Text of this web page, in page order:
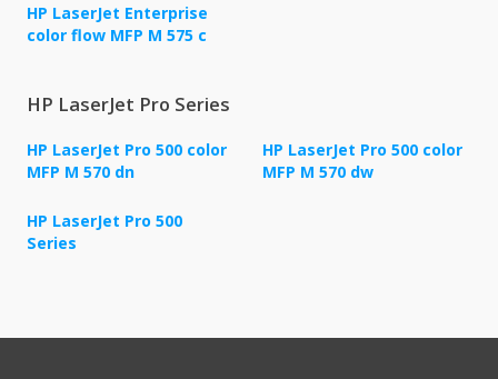
HP LaserJet Enterprise
color flow MFP M 575 c
HP LaserJet Pro Series
HP LaserJet Pro 500 color
MFP M 570 dn
HP LaserJet Pro 500 color
MFP M 570 dw
HP LaserJet Pro 500
Series